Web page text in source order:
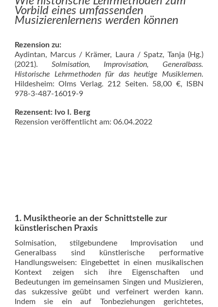
Vorbild eines umfassenden
Musizierenlernens werden können
Rezension zu:
Aydintan, Marcus / Krämer, Laura / Spatz, Tanja (Hg.)
(2021). Solmisation, Improvisation, Generalbass.
Historische Lehrmethoden für das heutige Musiklernen.
Hildesheim: Olms Verlag. 212 Seiten. 58,00 €, ISBN
978-3-487-16019-9
Rezensent: Ivo I. Berg
Rezension veröffentlicht am: 06.04.2022
1. Musiktheorie an der Schnittstelle zur
künstlerischen Praxis
Solmisation, stilgebundene Improvisation und
Generalbass sind künstlerische performative
Handlungsweisen: Eingebettet in einen musikalischen
Kontext zeigen sich ihre Eigenschaften und
Bedeutungen im gemeinsamen Singen und Musizieren,
das sukzessive geübt und verfeinert werden kann.
Indem sie ein auf Tonbeziehungen gerichtetes,